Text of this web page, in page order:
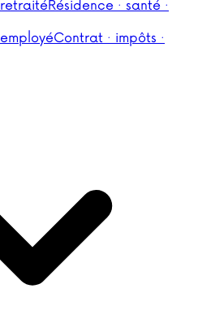
Résidence · santé ·
Contrat · impôts ·